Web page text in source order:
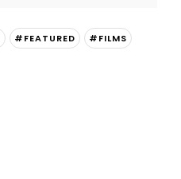
#FEATURED
#FILMS